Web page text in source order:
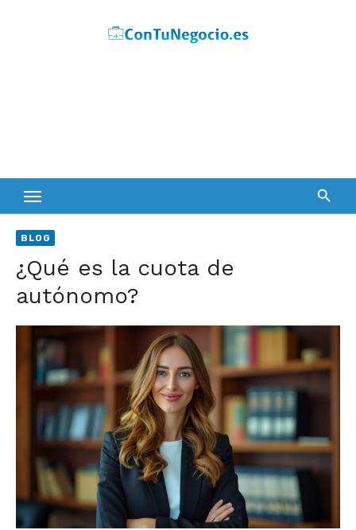
BLOG
¿Qué es la cuota de
autónomo?